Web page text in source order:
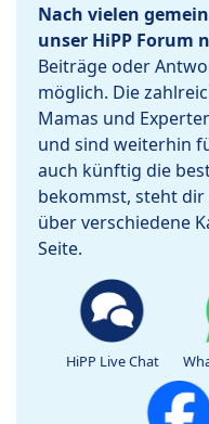
Nach vielen
unser HiPP Forum
Beiträge oder
möglich. Die
Mamas und
und sind weiterhin
auch künftig die
bekommst, steht
über verschiedene
Seite.
HiPP Live Chat